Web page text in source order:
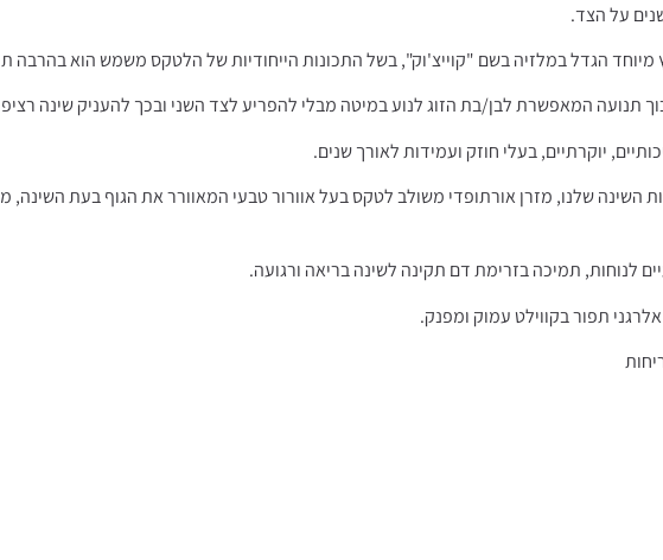
על הצד.
תנועה המאפשרת לבן/בת הזוג לנוע במיטה מבלי להפריע לצד השני ובכך להעניק שינה
יוקרתיים, בעלי חוזק ועמידות לאורך שנים.
שלנו, מזרן אורתופדי משולב לטקס בעל אוורור טבעי המאוורר את הגוף בעת השינה,
לנוחות, תמיכה בזרימת דם תקינה לשינה בריאה ורגועה.
תפור בקווילט עמוק ומפנק.